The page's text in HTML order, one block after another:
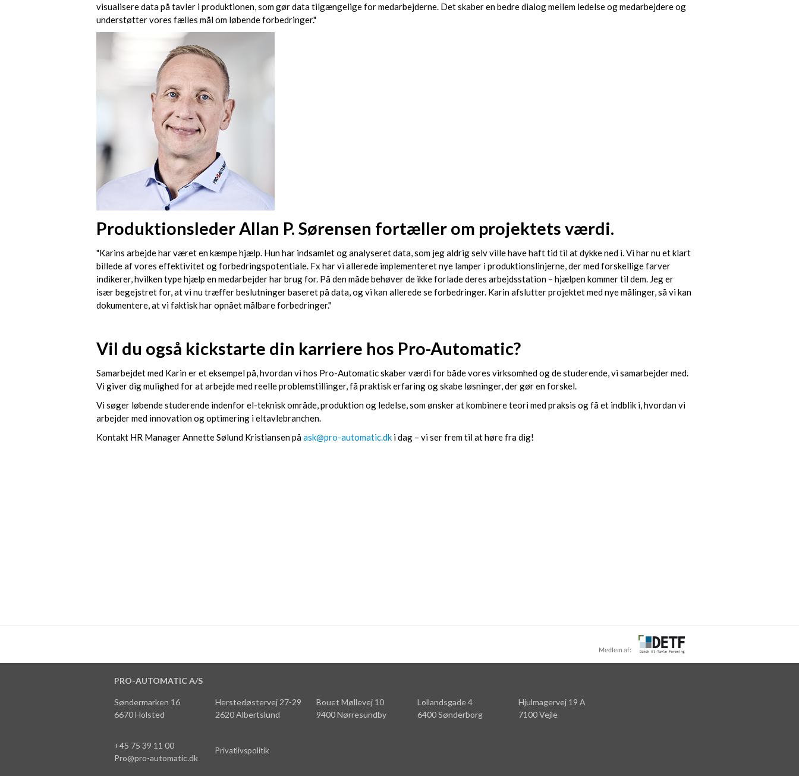
visualisere data på tavler i produktionen, som gør data tilgængelige for medarbejderne. Det skaber en bedre dialog mellem ledelse og medarbejdere og
understøtter vores fælles mål om løbende forbedringer."
Produktionsleder Allan P. Sørensen fortæller om projektets værdi.
"Karins arbejde har været en kæmpe hjælp. Hun har indsamlet og analyseret data, som jeg aldrig selv ville have haft tid til at dykke ned i. Vi har nu et klart
billede af vores effektivitet og forbedringspotentiale. Fx har vi allerede implementeret nye lamper i produktionslinjerne, der med forskellige farver
indikerer, hvilken type hjælp en medarbejder har brug for. På den måde behøver de ikke forlade deres arbejdsstation – hjælpen kommer til dem. Jeg er
især begejstret for, at vi nu træffer beslutninger baseret på data, og vi kan allerede se forbedringer. Karin afslutter projektet med nye målinger, så vi kan
dokumentere, at vi faktisk har opnået målbare forbedringer."
Vil du også kickstarte din karriere hos Pro-Automatic?
Samarbejdet med Karin er et eksempel på, hvordan vi hos Pro-Automatic skaber værdi for både vores virksomhed og de studerende, vi samarbejder med.
Vi giver dig mulighed for at arbejde med reelle problemstillinger, få praktisk erfaring og skabe løsninger, der gør en forskel.
Vi søger løbende studerende indenfor el-teknisk område, produktion og ledelse, som ønsker at kombinere teori med praksis og få et indblik i, hvordan vi
arbejder med innovation og optimering i eltavlebranchen.
Kontakt HR Manager Annette Sølund Kristiansen påask@pro-automatic.dk i dag – vi ser frem til at høre fra dig!
PRO-AUTOMATIC A/S
Søndermarken 16
6670 Holsted
+45 75 39 11 00
Pro@pro-automatic.dk
Herstedøstervej 27-29
2620 Albertslund
Bouet Møllevej 10
9400 Nørresundby
Lollandsgade 4
6400 Sønderborg
Hjulmagervej 19 A
7100 Vejle
Privatlivspolitik